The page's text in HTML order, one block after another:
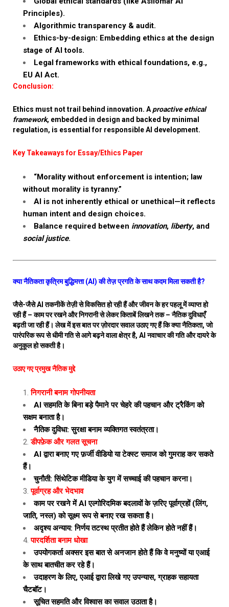
Principles).
Algorithmic transparency & audit.
Ethics-by-design: Embedding ethics at the design
stage of AI tools.
Legal frameworks with ethical foundations, e.g.,
EU AI Act.
Conclusion:
Ethics must not trail behind innovation. A proactive ethical
framework, embedded in design and backed by minimal
regulation, is essential for responsible AI development.
Key Takeaways for Essay/Ethics Paper
“Morality without enforcement is intention; law
without morality is tyranny.”
AI is not inherently ethical or unethical—it reflects
human intent and design choices.
Balance required between innovation, liberty, and
social justice.
क्या नैतिकता कृत्रिम बुद्धिमत्ता (AI) की तेज़ प्रगति के साथ कदम मिला सकती है?
जैसे-जैसे AI तकनीकें तेज़ी से विकसित हो रही हैं और जीवन के हर पहलू में व्याप्त हो
रही हैं – काम पर रखने और निगरानी से लेकर किताबें लिखने तक – नैतिक दुविधाएँ
बढ़ती जा रही हैं। लेख में इस बात पर ज़ोरदार सवाल उठाए गए हैं कि क्या नैतिकता, जो
पारंपरिक रूप से धीमी गति से आगे बढ़ने वाला क्षेत्र है, AI नवाचार की गति और दायरे के
अनुकूल हो सकती है।
उठाए गए प्रमुख नैतिक मुद्दे
निगरानी बनाम गोपनीयता
AI सहमति के बिना बड़े पैमाने पर चेहरे की पहचान और ट्रैकिंग को
सक्षम बनाता है।
नैतिक दुविधा: सुरक्षा बनाम व्यक्तिगत स्वतंत्रता।
डीपफ़ेक और गलत सूचना
AI द्वारा बनाए गए फ़र्जी वीडियो या टेक्स्ट समाज को गुमराह कर सकते
हैं।
चुनौती: सिंथेटिक मीडिया के युग में सच्चाई की पहचान करना।
पूर्वाग्रह और भेदभाव
काम पर रखने में AI एल्गोरिदमिक बदलावों के ज़रिए पूर्वाग्रहों (लिंग,
जाति, नस्ल) को सूक्ष्म रूप से बनाए रख सकता है।
अदृश्य अन्याय: निर्णय तटस्थ प्रतीत होते हैं लेकिन होते नहीं हैं।
पारदर्शिता बनाम धोखा
उपयोगकर्ता अक्सर इस बात से अनजान होते हैं कि वे मनुष्यों या एआई
के साथ बातचीत कर रहे हैं।
उदाहरण के लिए, एआई द्वारा लिखे गए उपन्यास, ग्राहक सहायता
चैटबॉट।
सूचित सहमति और विश्वास का सवाल उठाता है।